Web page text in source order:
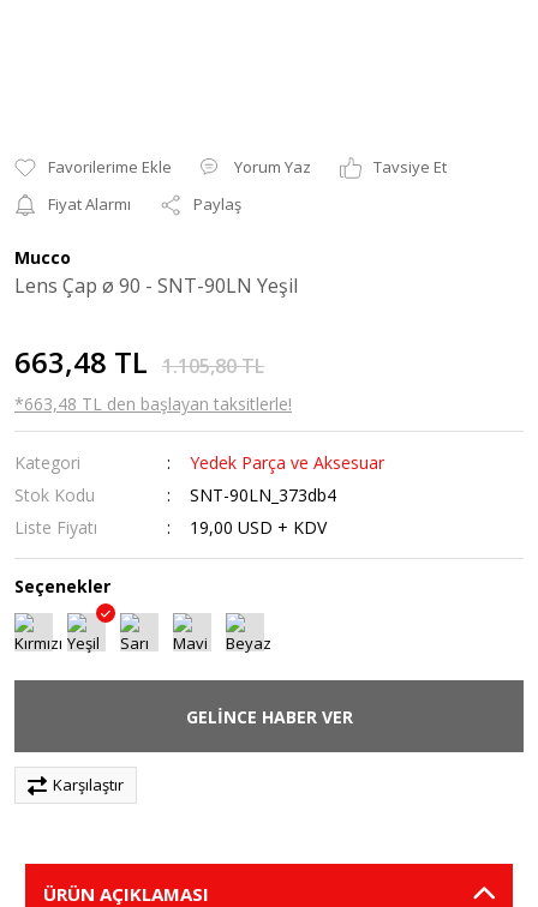
Yorum Yaz
Tavsiye Et
Fiyat Alarmı
Paylaş
Mucco
Lens Çap ø 90 - SNT-90LN Yeşil
663,48 TL 1.105,80 TL
*663,48 TL den başlayan taksitlerle!
Kategori
Yedek Parça ve Aksesuar
Stok Kodu
SNT-90LN_373db4
Liste Fiyatı
19,00 USD + KDV
Seçenekler
GELİNCE HABER VER
Karşılaştır
ÜRÜN AÇIKLAMASI